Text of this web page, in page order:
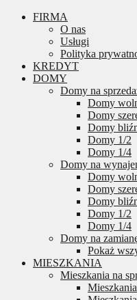
FIRMA
O nas
Usługi
Polityka
KREDYT
DOMY
Domy na
Domy
Domy
Domy
Domy 1/2
Domy 1/4
Domy na
Domy
Domy
Domy
Domy 1/2
Domy 1/4
Domy na
Pokaż
MIESZKANIA
Mieszkania na